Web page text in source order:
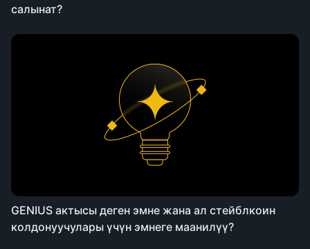
салынат?
GENIUS актысы деген эмне жана ал стейблкоин
колдонуучулары үчүн эмнеге маанилүү?